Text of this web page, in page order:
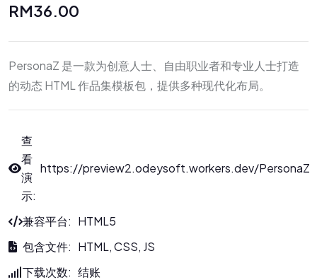
RM36.00
PersonaZ 是一款为创意人士、自由职业者和专业人士打造
的动态 HTML 作品集模板包，提供多种现代化布局。
查
看
演
示:
https://preview2.odeysoft.workers.dev/PersonaZ
兼容平台: HTML5
包含文件: HTML, CSS, JS
下载次数: 结账